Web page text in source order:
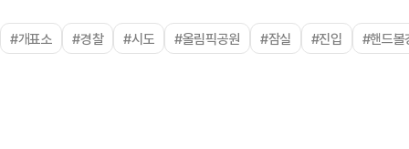
#개표소 #경찰 #시도 #올림픽공원 #잠실 #진입 #핸드볼